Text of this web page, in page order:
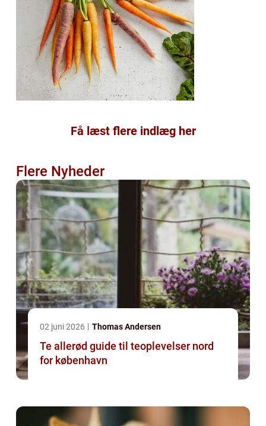
Få læst flere indlæg her
Flere Nyheder
02 juni 2026 Thomas Andersen
Te allerød guide til teoplevelser nord
for københavn